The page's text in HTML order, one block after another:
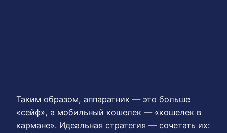
Таким образом, аппаратник — это больше
«сейф», а мобильный кошелек — «кошелек в
кармане». Идеальная стратегия — сочетать их: